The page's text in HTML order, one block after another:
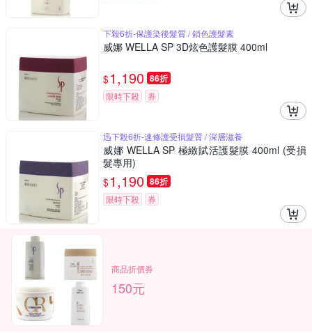
下殺6折-保護染後髮質 / 鎖色護髮素
威娜 WELLA SP 3D炫色護髮膜 400ml
$1,190 86折
限時下殺 券
迅下殺6折-速修護受損髮質 / 深層滋養
威娜 WELLA SP 極緻賦活護髮膜 400ml (受損
髮專用)
$1,190 86折
限時下殺 券
商品折價券
150元